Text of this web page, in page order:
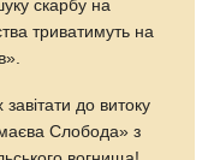
скарбу на
триватимуть на
до витоку
Слобода» з